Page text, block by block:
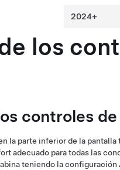
los
controles
la parte inferior de la
adecuado para todas las
teniendo la configuración